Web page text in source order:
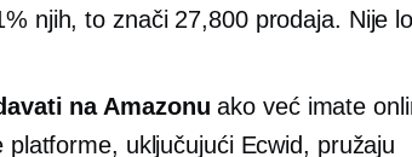
njih, to znači 27,800 prodaja. Nije
na Amazonu ako već imate
uključujući Ecwid, pružaju